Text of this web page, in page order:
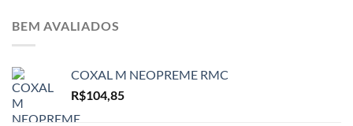
BEM AVALIADOS
COXAL M NEOPREME RMC
R$104,85